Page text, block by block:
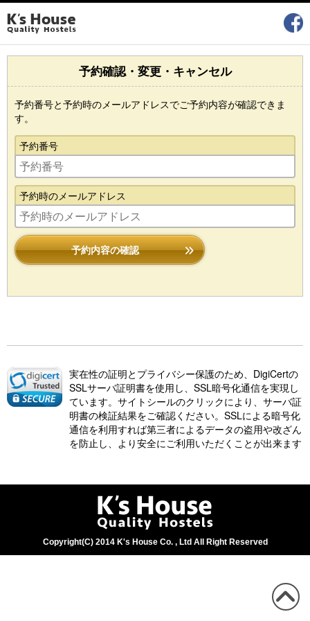
予約確認・変更・キャンセル
予約番号と予約時のメールアドレスでご予約内容が確認できま
す。
予約番号
予約時のメールアドレス
予約内容の確認
実在性の証明とプライバシー保護のため、DigiCertの
SSLサーバ証明書を使用し、SSL暗号化通信を実現し
ています。サイトシールのクリックにより、サーバ証
明書の検証結果をご確認ください。SSLによる暗号化
通信を利用すれば第三者によるデータの盗用や改ざん
を防止し、より安全にご利用いただくことが出来ます
Copyright(C) 2014 K's House Co. , Ltd All Right Reserved